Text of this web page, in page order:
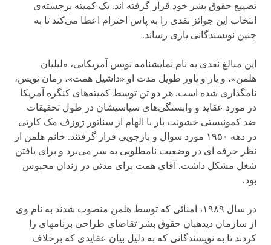
تضییع حقوق بشر خود قرار گرفته اند. یک کمیته برجسته‌ی
انتخاب این جوائز نقدی را به پاس احترام اعطا می‌کند تا به
چنین نویسندگانی یاری رساند.
این مبالغ نقدی به نام نمایشنامه نویس آمریکایی، «لیلیان
هلمن»، و یار و یاور طویل مدت او «داشیل همت»، رمان نویس،
نامگذاری شده است. هر دو تن توسط کمیته‌های کنگره آمریکا
در مورد عقاید و وابستگی‌های سیاسیشان در طول تحقیقات
ضد کمونیستی خشونت بار با الهام از سناتور ژوزف مک کارتی
در دهه ۱۹۵۰ مورد سوال و بازجویی قرار گرفتند. خانم هلمن از
نظر حرفه ای در وضعیت نامطلوبی به سر می‌برد و برای یافتن
شغل مشکل داشت. آقای همت برای مدتی در زندان محبوس
بود.
در سال ۱۹۸۹، امنائی که توسط هلمن منصوب شدند به نام وی
از سازمان دیده­بان حقوق بشر تقاضای طراحی برنامه‏ای را
کردند تا به نویسندگانی که به دلیل بیان عقایدی که برخلاف